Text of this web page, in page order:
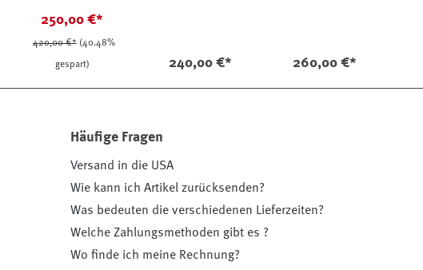
250,00 €*
420,00 €* (40.48%
gespart) 240,00 €* 260,00 €*
Häufige Fragen
Versand in die USA
Wie kann ich Artikel zurücksenden?
Was bedeuten die verschiedenen Lieferzeiten?
Welche Zahlungsmethoden gibt es ?
Wo finde ich meine Rechnung?